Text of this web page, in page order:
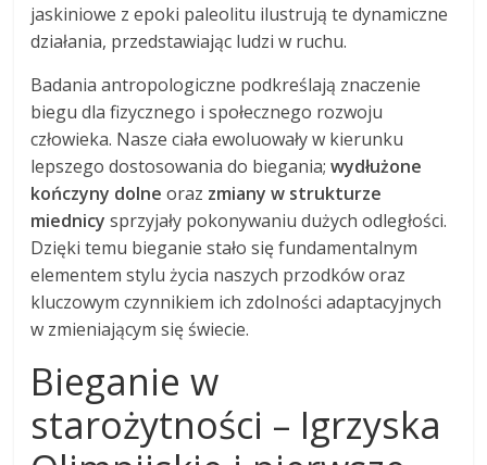
jaskiniowe z epoki paleolitu ilustrują te dynamiczne
działania, przedstawiając ludzi w ruchu.
Badania antropologiczne podkreślają znaczenie
biegu dla fizycznego i społecznego rozwoju
człowieka. Nasze ciała ewoluowały w kierunku
lepszego dostosowania do biegania;wydłużone
kończyny dolne oraz zmiany w strukturze
miednicy sprzyjały pokonywaniu dużych odległości.
Dzięki temu bieganie stało się fundamentalnym
elementem stylu życia naszych przodków oraz
kluczowym czynnikiem ich zdolności adaptacyjnych
w zmieniającym się świecie.
Bieganie w
starożytności – Igrzyska